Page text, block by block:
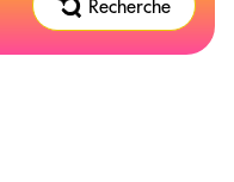
Recherche